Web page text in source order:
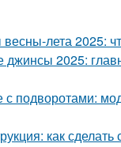
лета 2025:
2025:
подворотами:
как сделать